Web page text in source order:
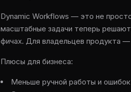
Dynamic Workflows — это не
масштабные задачи теперь
фичах. Для владельцев продукта
Плюсы для бизнеса:
Меньше ручной работы и ошибок